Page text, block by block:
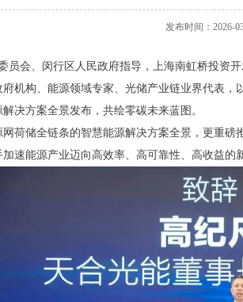
发布时间：2026-
员会、闵行区人民政府指导，上海南虹桥投资
机构、能源领域专家、光储产业链业界代表
决方案全景发布，共绘零碳未来蓝图。
荷储全链条的智慧能源解决方案全景，更重
速能源产业迈向高效率、高可靠性、高收益的